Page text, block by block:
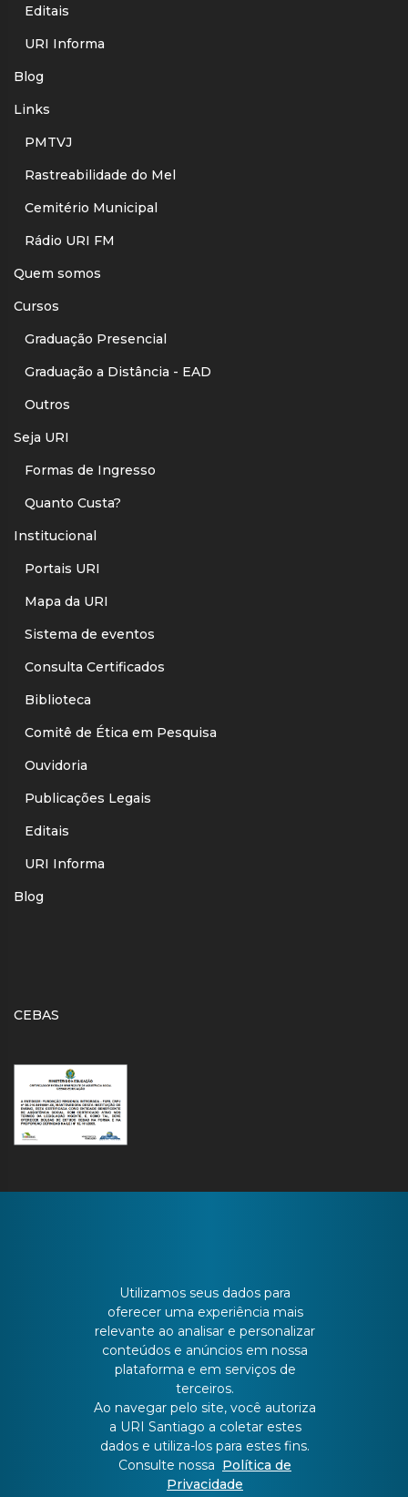
Editais
URI Informa
Blog
Links
PMTVJ
Rastreabilidade do Mel
Cemitério Municipal
Rádio URI FM
Quem somos
Cursos
Graduação Presencial
Graduação a Distância - EAD
Outros
Seja URI
Formas de Ingresso
Quanto Custa?
Institucional
Portais URI
Mapa da URI
Sistema de eventos
Consulta Certificados
Biblioteca
Comitê de Ética em Pesquisa
Ouvidoria
Publicações Legais
Editais
URI Informa
Blog
CEBAS
Batista Bonoto Sobrinho, 733
55 3251-3151
atendimento@urisantiago.br
Utilizamos seus dados para
oferecer uma experiência mais
relevante ao analisar e personalizar
conteúdos e anúncios em nossa
plataforma e em serviços de
terceiros.
Ao navegar pelo site, você autoriza
a URI Santiago a coletar estes
dados e utiliza-los para estes fins.
Consulte nossa Política de
Privacidade